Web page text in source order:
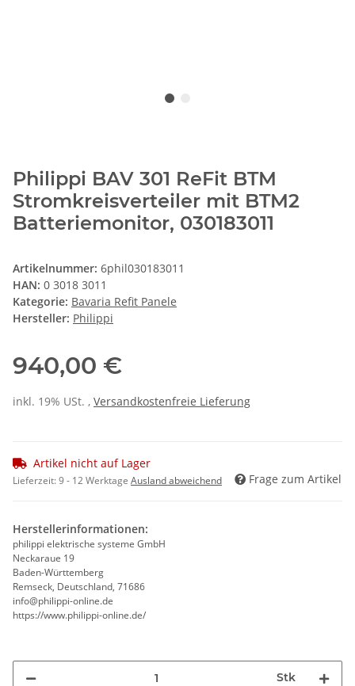
Philippi BAV 301 ReFit BTM
Stromkreisverteiler mit BTM2
Batteriemonitor, 030183011
Artikelnummer: 6phil030183011
HAN: 0 3018 3011
Kategorie: Bavaria Refit Panele
Hersteller: Philippi
940,00 €
inkl. 19% USt. , Versandkostenfreie Lieferung
Artikel nicht auf Lager
Lieferzeit:9 - 12 Werktage Ausland abweichend Frage zum Artikel
Herstellerinformationen:
philippi elektrische systeme GmbH
Neckaraue 19
Baden-Württemberg
Remseck, Deutschland, 71686
info@philippi-online.de
https://www.philippi-online.de/
Stk